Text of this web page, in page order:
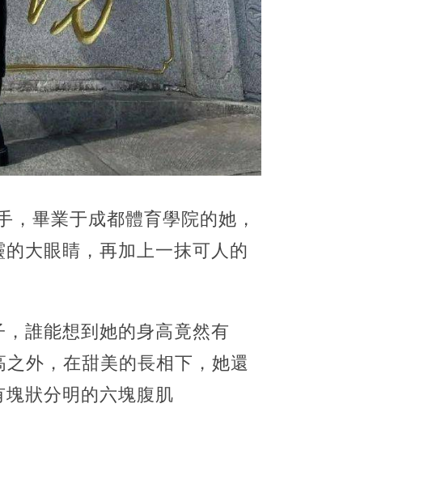
畢業于成都體育學院的她，
大眼睛，再加上一抹可人的
誰能想到她的身高竟然有
外，在甜美的長相下，她還
狀分明的六塊腹肌